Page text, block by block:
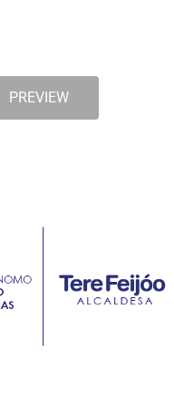
PREVIEW